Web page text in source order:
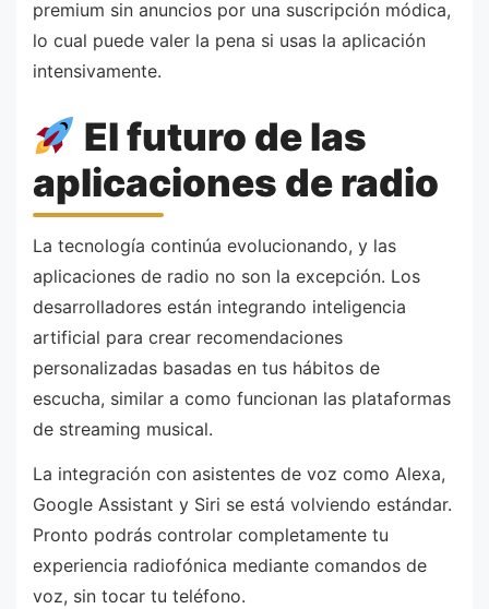
premium sin anuncios por una suscripción módica,
lo cual puede valer la pena si usas la aplicación
intensivamente.
El futuro de las
aplicaciones de radio
La tecnología continúa evolucionando, y las
aplicaciones de radio no son la excepción. Los
desarrolladores están integrando inteligencia
artificial para crear recomendaciones
personalizadas basadas en tus hábitos de
escucha, similar a como funcionan las plataformas
de streaming musical.
La integración con asistentes de voz como Alexa,
Google Assistant y Siri se está volviendo estándar.
Pronto podrás controlar completamente tu
experiencia radiofónica mediante comandos de
voz, sin tocar tu teléfono.